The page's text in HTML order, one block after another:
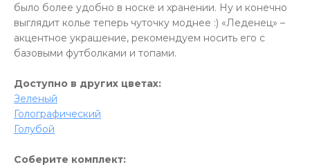
было более удобно в носке и хранении. Ну и конечно
выглядит колье теперь чуточку моднее :) «Леденец» –
акцентное украшение, рекомендуем носить его с
базовыми футболками и топами.
Доступно в других цветах:
Зеленый
Голографический
Голубой
Соберите комплект: